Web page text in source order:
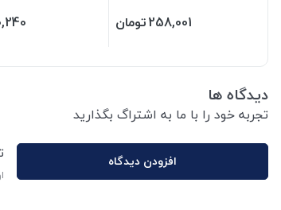
258,001تومان
دیدگاه ها
تجربه خود را با ما به اشتراگ بگذارید
افزودن دیدگاه